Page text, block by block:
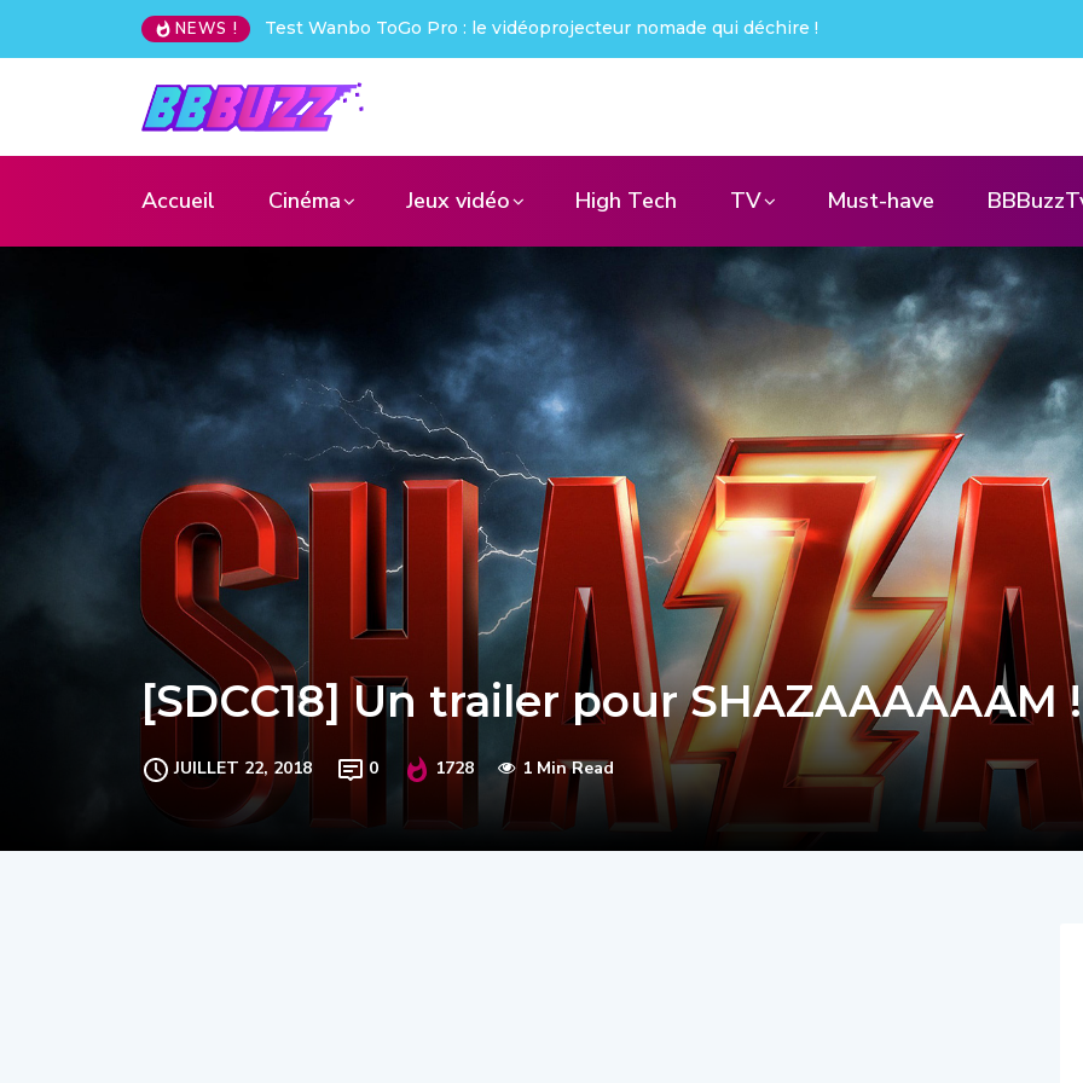
NEWS !
: le vidéoprojecteur nomade qui déchire !Creative Pebble X : j’ai été choqué !
Accueil Cinéma Jeux vidéo High Tech TV Must-have
[SDCC18] Un trailer pour SHAZAAAAAAM
JUILLET 22, 2018 0 1728 1 Min Read